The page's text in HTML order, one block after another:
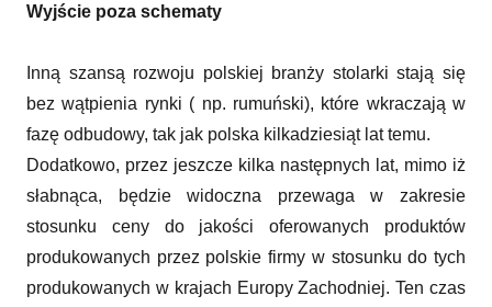
Wyjście poza schematy
Inną szansą rozwoju polskiej branży stolarki stają się
bez wątpienia rynki ( np. rumuński), które wkraczają w
fazę odbudowy, tak jak polska kilkadziesiąt lat temu.
Dodatkowo, przez jeszcze kilka następnych lat, mimo iż
słabnąca, będzie widoczna przewaga w zakresie
stosunku ceny do jakości oferowanych produktów
produkowanych przez polskie firmy w stosunku do tych
produkowanych w krajach Europy Zachodniej. Ten czas